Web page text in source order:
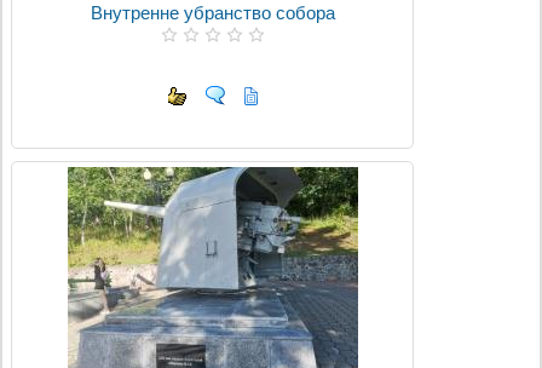
Внутренне убранство собора